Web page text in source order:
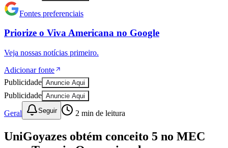
Athletico-PR
Fontes preferenciais
Priorize o Viva Americana no Google
Veja nossas notícias primeiro.
Adicionar fonte
Publicidade Anuncie Aqui
Publicidade Anuncie Aqui
Geral Seguir 2 min de leitura
UniGoyazes obtém conceito 5 no MEC